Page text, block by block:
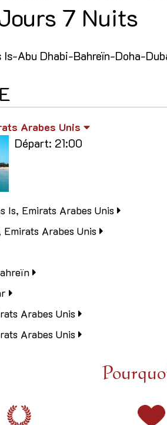
7 Nuits
Is-Abu Dhabi-Bahreïn-Doha-
Arabes Unis
Départ: 21:00
Is, Emirats Arabes Unis
Emirats Arabes Unis
Arabes Unis
Arabes Unis